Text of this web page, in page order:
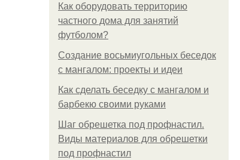
Как оборудовать территорию
частного дома для занятий
футболом?
Создание восьмиугольных беседок
с мангалом: проекты и идеи
Как сделать беседку с мангалом и
барбекю своими руками
Шаг обрешетка под профнастил.
Виды материалов для обрешетки
под профнастил